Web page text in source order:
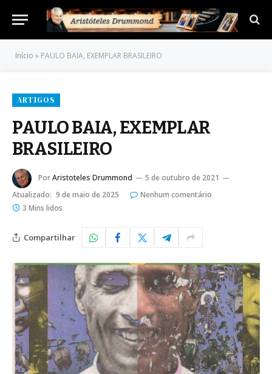
Início » PAULO BAIA, EXEMPLAR BRASILEIRO
ARTIGOS
PAULO BAIA, EXEMPLAR
BRASILEIRO
PorAristoteles Drummond
5 de outubro de 2021
Atualizado: 9 de maio de 2025
Nenhum comentário
3 Mins lidos
Compartilhar